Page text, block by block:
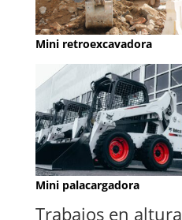
Mini retroexcavadora
Mini palacargadora
Trabajos en altura